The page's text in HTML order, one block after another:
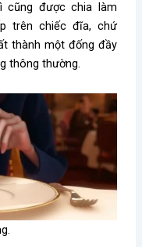
cũng được chia làm
trên chiếc đĩa, chứ
thành một đống đầy
thông thường.